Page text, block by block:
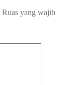
Ruas yang wajib